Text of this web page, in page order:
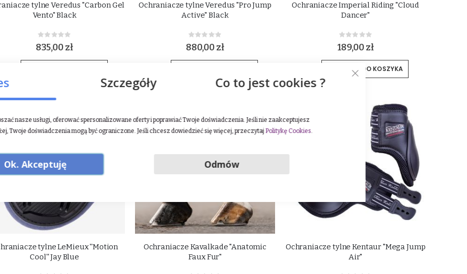
tylne Veredus "Carbon Gel
Vento" Black
Rating:
0%
835,00 zł
Ochraniacze tylne Veredus "Pro Jump
Active" Black
Rating:
0%
880,00 zł
Ochraniacze Imperial Riding "Cloud
Dancer"
Rating:
0%
189,00 zł
DODAJ DO KOSZYKA
tylne LeMieux ''Motion
Cool'' Jay Blue
Ochraniacze Kavalkade "Anatomic
Faux Fur"
Ochraniacze tylne Kentaur "Mega Jump
Air"
Szczegóły Co to jest cookies ?
nasze usługi, oferować spersonalizowane oferty i poprawiać Twoje doświadczenia. Jeśli nie zaakceptujesz
Twoje doświadczenia mogą być ograniczone. Jeśli chcesz dowiedzieć się więcej, przeczytaj Politykę Cookies.
Ok. Akceptuję Odmów